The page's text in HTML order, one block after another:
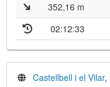
352,16 m
02:12:33
Castellbell i el Vilar,